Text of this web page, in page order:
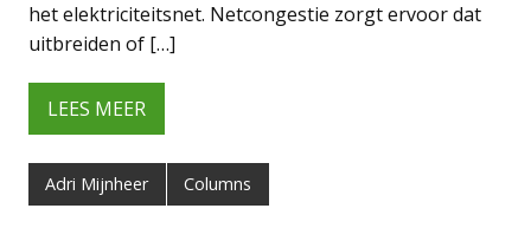
het elektriciteitsnet. Netcongestie zorgt ervoor dat
uitbreiden of […]
LEES MEER
Adri Mijnheer Columns